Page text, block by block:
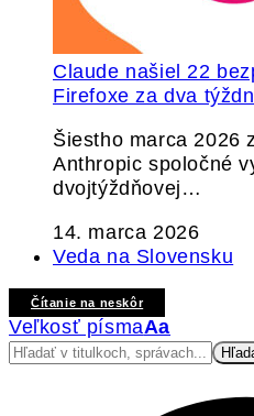
Claude našiel 22
Firefoxe za dva
Šiestho marca 2026
Anthropic spoločné
dvojtýždňovej…
14. marca 2026
Veda na Slovensku
Čítanie na neskôr
Veľkosť písmaAa